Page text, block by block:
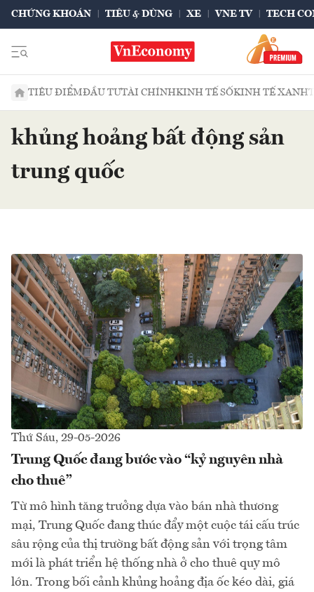
CHỨNG KHOÁN TIÊU & DÙNG XE VNE TV TECH
TIÊU ĐIỂMĐẦU TƯTÀI CHÍNHKINH TẾ SỐKINH TẾ XANH
khủng hoảng bất động sản
trung quốc
Thứ Sáu, 29-05-2026
Trung Quốc đang bước vào “kỷ nguyên nhà
cho thuê”
Từ mô hình tăng trưởng dựa vào bán nhà thương
mại, Trung Quốc đang thúc đẩy một cuộc tái cấu trúc
sâu rộng của thị trường bất động sản với trọng tâm
mới là phát triển hệ thống nhà ở cho thuê quy mô
lớn. Trong bối cảnh khủng hoảng địa ốc kéo dài, giá